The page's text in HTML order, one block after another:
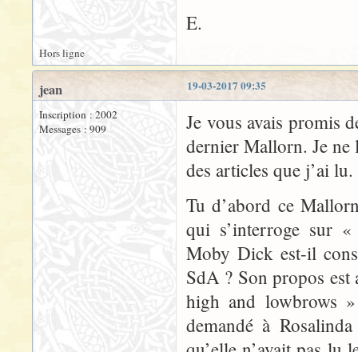
E.
Hors ligne
19-03-2017 09:35
jean
Inscription : 2002
Messages : 909
Je vous avais promis
dernier Mallorn. Je ne
des articles que j’ai lu.
Tu d’abord ce
qui s’interroge sur
Moby Dick est-il
SdA ? Son propos est
high and lowbrows
demandé à